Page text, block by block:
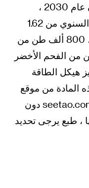
و مسار التنمية ، ومن المتوقع أن عام 2030 ،
Jidian سهم سوف تحقق الناتج السنوي من 1.62
مليون طن من الأمونيا الخضراء ، 800 ألف طن من
و 300 ألف طن من الفحم الأخضر
هيكل الطاقة
المادة من موقع
داو الرسمية : الحرب العالمية . seetao.com دون
، طبع يرجى تحديد